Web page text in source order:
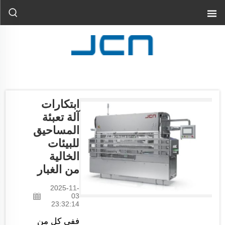
ابتكارات
آلة تعبئة
المساحيق
للبيئات
الخالية
من الغبار
2025-11-
03
23:32:14
ففي كل من